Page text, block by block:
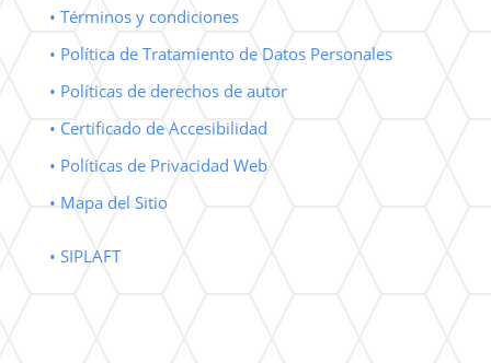
• Términos y condiciones
• Política de Tratamiento de Datos Personales
• Políticas de derechos de autor
• Certificado de Accesibilidad
• Políticas de Privacidad Web
• Mapa del Sitio
• SIPLAFT